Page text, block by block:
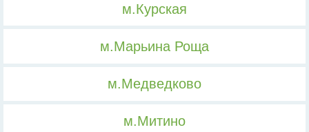
м.Курская
м.Марьина Роща
м.Медведково
м.Митино